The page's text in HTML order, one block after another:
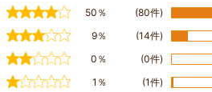
50％
(80件)
9％
(14件)
0％
(0件)
1％
(1件)